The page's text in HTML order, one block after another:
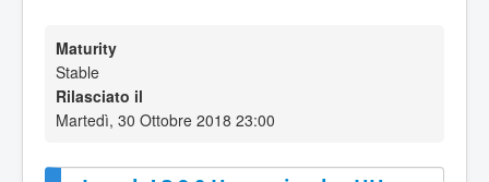
Maturity
Stable
Rilasciato il
Martedì, 30 Ottobre 2018 23:00